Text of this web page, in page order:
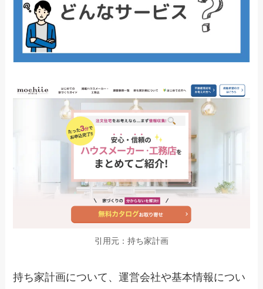
引用元：持ち家計画
持ち家計画について、運営会社や基本情報につい